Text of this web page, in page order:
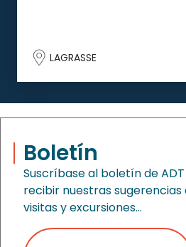
LAGRASSE
Boletín
Suscríbase al boletín de
recibir nuestras sugerencias
visitas y excursiones…